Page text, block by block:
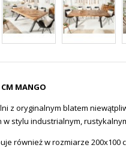
MANGO
z oryginalnym blatem
w stylu industrialnym,
również w rozmiarze 200x100